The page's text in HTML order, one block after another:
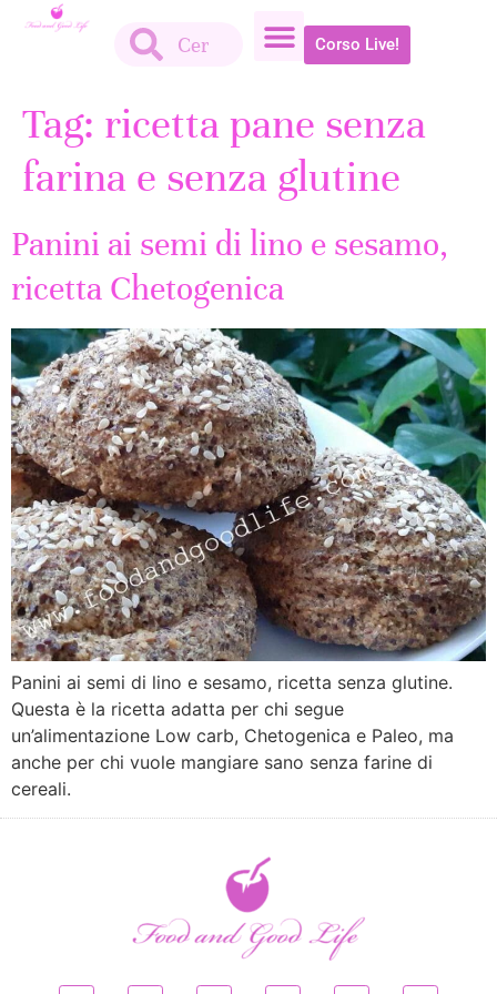
Corso Live!
Tag: ricetta pane senza
farina e senza glutine
Panini ai semi di lino e sesamo,
ricetta Chetogenica
Panini ai semi di lino e sesamo, ricetta senza glutine.
Questa è la ricetta adatta per chi segue
un’alimentazione Low carb, Chetogenica e Paleo, ma
anche per chi vuole mangiare sano senza farine di
cereali.